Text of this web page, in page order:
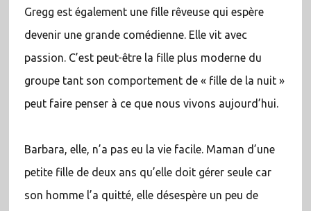
Gregg est également une fille rêveuse qui espère
devenir une grande comédienne. Elle vit avec
passion. C’est peut-être la fille plus moderne du
groupe tant son comportement de « fille de la nuit »
peut faire penser à ce que nous vivons aujourd’hui.
Barbara, elle, n’a pas eu la vie facile. Maman d’une
petite fille de deux ans qu’elle doit gérer seule car
son homme l’a quitté, elle désespère un peu de